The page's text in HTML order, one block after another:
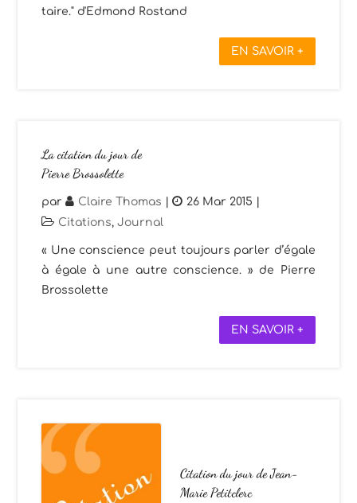
taire." d'Edmond Rostand
EN SAVOIR +
La citation du jour de
Pierre Brossolette
par Claire Thomas | 26 Mar 2015 |
Citations,Journal
« Une conscience peut toujours parler d’égale
à égale à une autre conscience. » de Pierre
Brossolette
EN SAVOIR +
Citation du jour de Jean-
Marie Petitclerc